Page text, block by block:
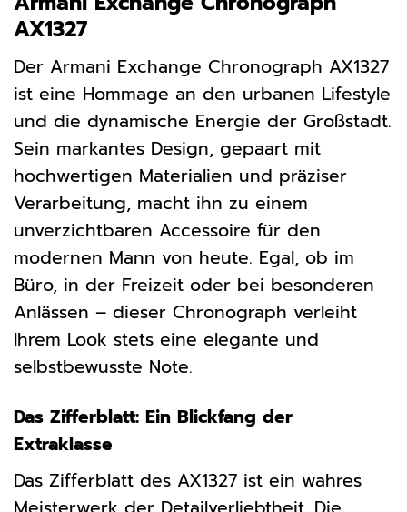
AX1327
Der Armani Exchange Chronograph AX1327
ist eine Hommage an den urbanen Lifestyle
und die dynamische Energie der Großstadt.
Sein markantes Design, gepaart mit
hochwertigen Materialien und präziser
Verarbeitung, macht ihn zu einem
unverzichtbaren Accessoire für den
modernen Mann von heute. Egal, ob im
Büro, in der Freizeit oder bei besonderen
Anlässen – dieser Chronograph verleiht
Ihrem Look stets eine elegante und
selbstbewusste Note.
Das Zifferblatt: Ein Blickfang der
Extraklasse
Das Zifferblatt des AX1327 ist ein wahres